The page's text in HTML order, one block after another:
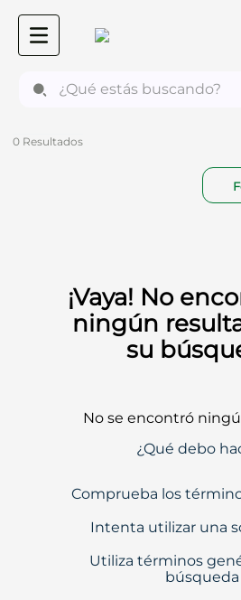
0
No se encontró
¿Qué debo
Comprueba los
Intenta utilizar una
Utiliza términos
búsqueda